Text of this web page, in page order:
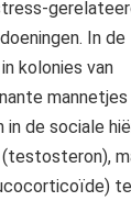
In de
kolonies van
in de sociale